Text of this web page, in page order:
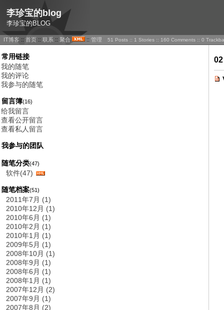
李珍宝的blog
李珍宝的BLOG
IT博客 :: 首页 :: 联系 :: 聚合 :: 管理 51 Posts :: 1 Stories :: 160 Comments :: 0
常用链接
我的随笔
我的评论
我参与的随笔
留言簿(16)
给我留言
查看公开留言
查看私人留言
我参与的团队
随笔分类(47)
软件(47)
随笔档案(51)
2011年7月 (1)
2010年12月 (1)
2010年6月 (1)
2010年2月 (1)
2010年1月 (1)
2009年5月 (1)
2008年10月 (1)
2008年9月 (1)
2008年6月 (1)
2008年1月 (1)
2007年12月 (2)
2007年9月 (1)
2007年8月 (2)